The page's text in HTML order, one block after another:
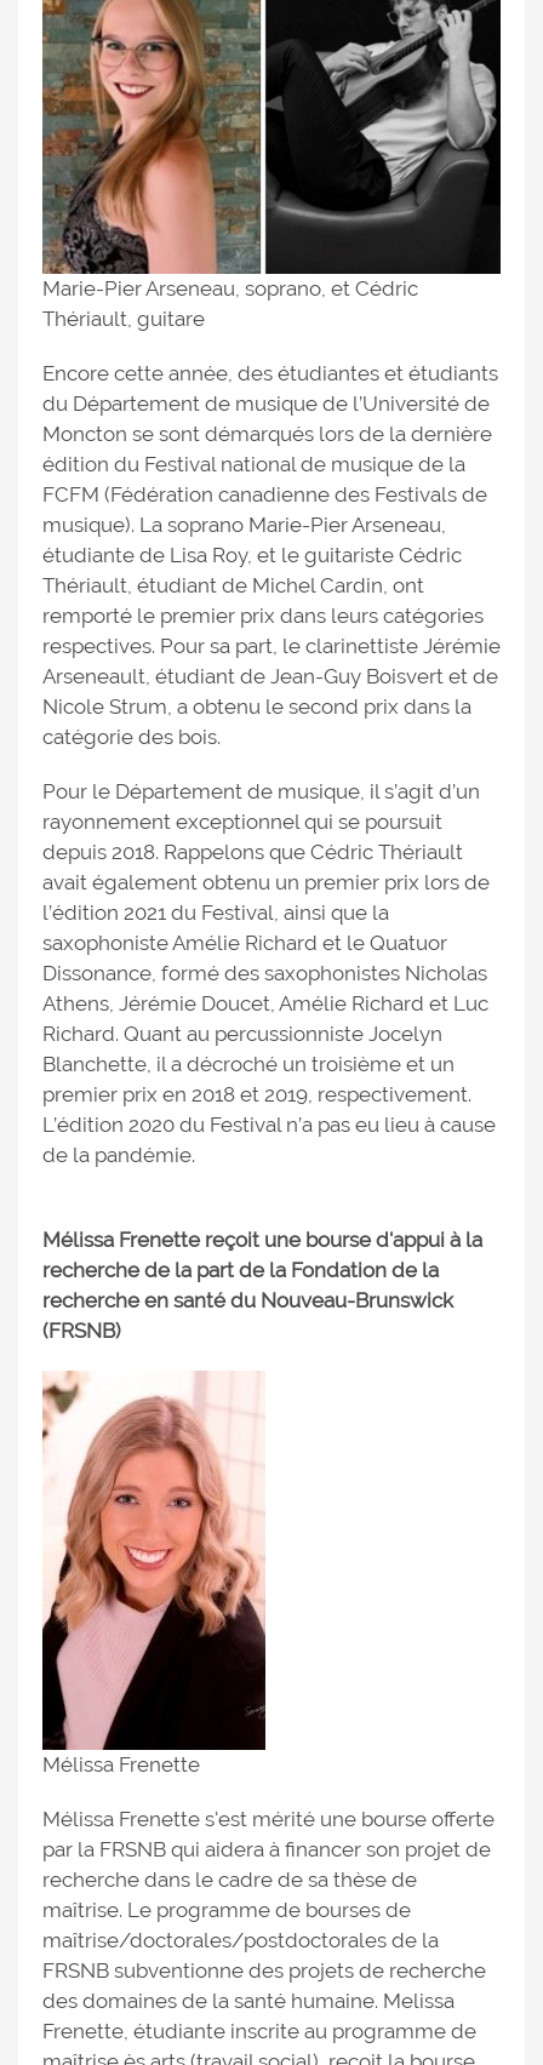
Marie-Pier Arseneau, soprano, et Cédric
Thériault, guitare
Encore cette année, des étudiantes et étudiants
du Département de musique de l’Université de
Moncton se sont démarqués lors de la dernière
édition du Festival national de musique de la
FCFM (Fédération canadienne des Festivals de
musique). La soprano Marie-Pier Arseneau,
étudiante de Lisa Roy, et le guitariste Cédric
Thériault, étudiant de Michel Cardin, ont
remporté le premier prix dans leurs catégories
respectives. Pour sa part, le clarinettiste Jérémie
Arseneault, étudiant de Jean-Guy Boisvert et de
Nicole Strum, a obtenu le second prix dans la
catégorie des bois.
Pour le Département de musique, il s’agit d’un
rayonnement exceptionnel qui se poursuit
depuis 2018. Rappelons que Cédric Thériault
avait également obtenu un premier prix lors de
l’édition 2021 du Festival, ainsi que la
saxophoniste Amélie Richard et le Quatuor
Dissonance, formé des saxophonistes Nicholas
Athens, Jérémie Doucet, Amélie Richard et Luc
Richard. Quant au percussionniste Jocelyn
Blanchette, il a décroché un troisième et un
premier prix en 2018 et 2019, respectivement.
L’édition 2020 du Festival n’a pas eu lieu à cause
de la pandémie.
Mélissa Frenette reçoit une bourse d'appui à la
recherche de la part de la Fondation de la
recherche en santé du Nouveau-Brunswick
(FRSNB)
Mélissa Frenette
Mélissa Frenette s'est mérité une bourse offerte
par la FRSNB qui aidera à financer son projet de
recherche dans le cadre de sa thèse de
maîtrise. Le programme de bourses de
maîtrise/doctorales/postdoctorales de la
FRSNB subventionne des projets de recherche
des domaines de la santé humaine. Melissa
Frenette, étudiante inscrite au programme de